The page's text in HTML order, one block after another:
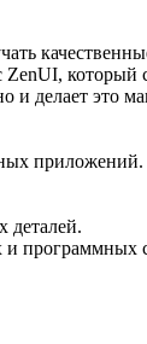
который
делает это
приложений.
деталей.